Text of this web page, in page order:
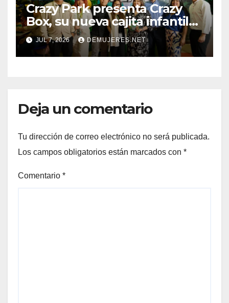
Crazy Park presenta Crazy
Box, su nueva cajita infantil
que combina sabor, diversión
y regalo sorpresa
JUL 7, 2026 DEMUJERES.NET
Deja un comentario
Tu dirección de correo electrónico no será publicada.
Los campos obligatorios están marcados con *
Comentario *